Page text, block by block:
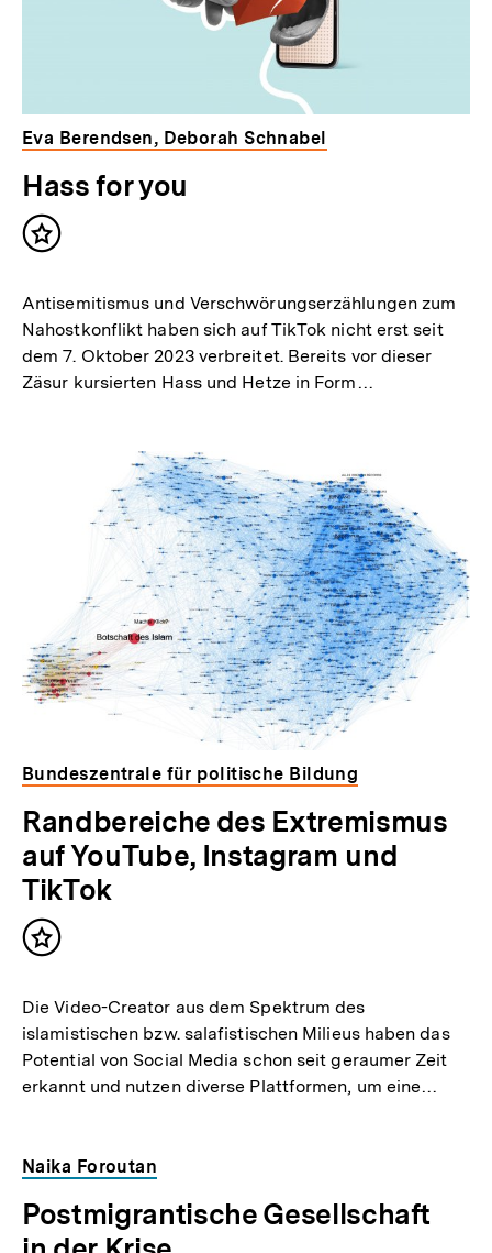
Eva Berendsen, Deborah Schnabel
Hass for you
Inhalt
Antisemitismus und Verschwörungserzählungen zum
Nahostkonflikt haben sich auf TikTok nicht erst seit
dem 7. Oktober 2023 verbreitet. Bereits vor dieser
Zäsur kursierten Hass und Hetze in Form…
Bundeszentrale für politische Bildung
Randbereiche des Extremismus
auf YouTube, Instagram und
TikTok
Inhalt
Die Video-Creator aus dem Spektrum des
islamistischen bzw. salafistischen Milieus haben das
Potential von Social Media schon seit geraumer Zeit
erkannt und nutzen diverse Plattformen, um eine…
Naika Foroutan
Postmigrantische Gesellschaft